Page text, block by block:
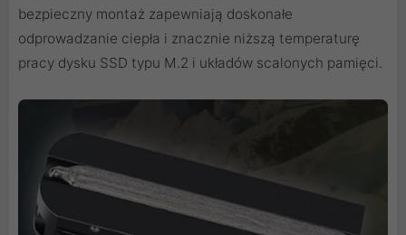
bezpieczny montaż zapewniają doskonałe
odprowadzanie ciepła i znacznie niższą temperaturę
pracy dysku SSD typu M.2 i układów scalonych pamięci.